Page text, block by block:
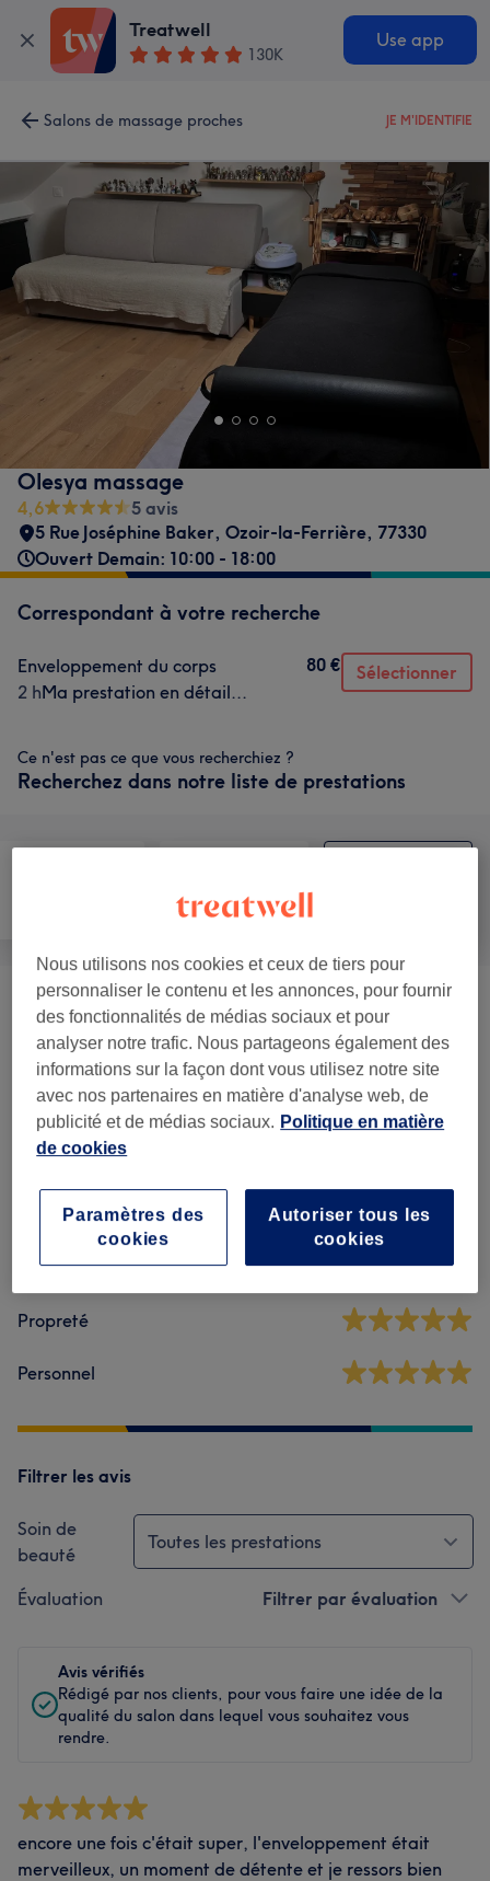
Treatwell
130K
Use app
Salons de massage proches JE M'IDENTIFIE
Olesya massage
4,6
5 avis
5 Rue Joséphine Baker, Ozoir-la-Ferrière, 77330
Ouvert Demain: 10:00 - 18:00
Correspondant à votre recherche
Enveloppement du corps
2 hMa prestation en détail...
80 € Sélectionner
Ce n'est pas ce que vous recherchiez ?
Recherchez dans notre liste de prestations
Massage
Traitement Du Corps (1 )
Avis sur l'établissement
4,6
Ambiance
Propreté
Personnel
Filtrer les avis
Soin de
beauté
Toutes les prestations
Évaluation Filtrer par évaluation
Avis vérifiés
Rédigé par nos clients, pour vous faire une idée de la
qualité du salon dans lequel vous souhaitez vous
rendre.
encore une fois c'était super, l'enveloppement était
merveilleux, un moment de détente et je ressors bien
Nous utilisons nos cookies et ceux de tiers pour
personnaliser le contenu et les annonces, pour fournir
des fonctionnalités de médias sociaux et pour
analyser notre trafic. Nous partageons également des
informations sur la façon dont vous utilisez notre site
avec nos partenaires en matière d'analyse web, de
publicité et de médias sociaux. Politique en matière
de cookies
Autoriser tous les
cookies
Paramètres des
cookies